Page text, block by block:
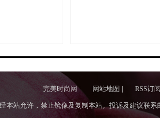
完美时尚网 | 网站地图 | RSS订阅
本站允许，禁止镜像及复制本站。投诉及建议联系